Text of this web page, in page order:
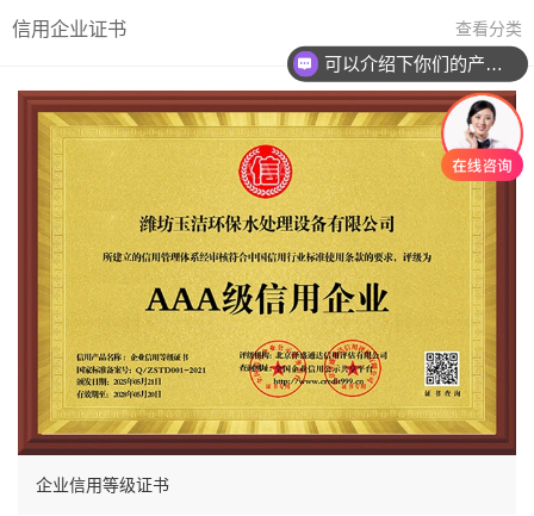
信用企业证书 查看分类
企业信用等级证书
可以介绍下你们的产品么